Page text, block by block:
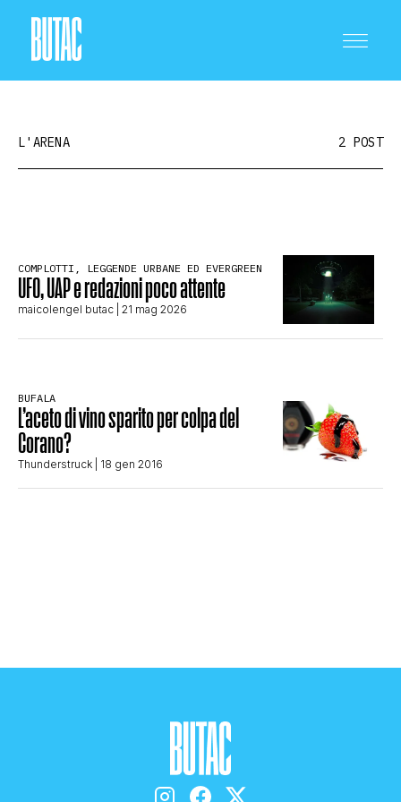
SCIENZA E TECNOLOGIA
STORIA E CITAZIONI
TRUFFE E SOCIAL NETWORK
L'ARENA 2 POST
COMPLOTTI, LEGGENDE URBANE ED EVERGREEN
UFO, UAP e redazioni poco attente
maicolengel butac | 21 mag 2026
BUFALA
L’aceto di vino sparito per colpa del
Corano?
Thunderstruck | 18 gen 2016